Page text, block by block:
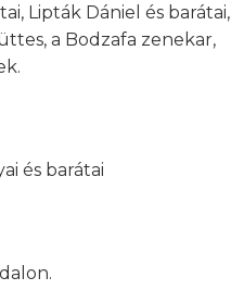
Lipták Dániel és barátai,
a Bodzafa zenekar,
és barátai